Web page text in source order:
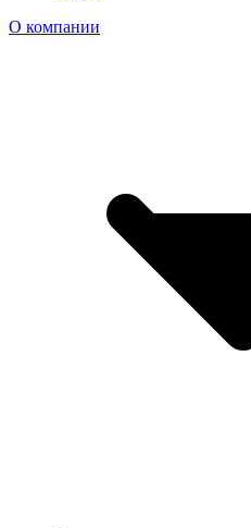
О компании